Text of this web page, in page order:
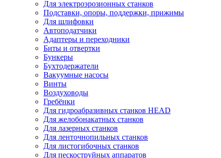
Для электроэрозионных станков
Подставки, опоры, поддержки, прижимы
Для шлифовки
Автоподатчики
Адаптеры и переходники
Биты и отвертки
Бункеры
Бухтодержатели
Вакуумные насосы
Винты
Воздуховоды
Гребёнки
Для гидроабразивных станков HEAD
Для желобонакатных станков
Для лазерных станков
Для ленточнопильных станков
Для листогибочных станков
Для пескоструйных аппаратов